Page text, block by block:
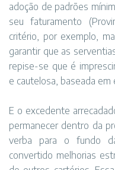
adoção de padrões
seu faturamento
critério, por exemplo,
garantir que as
repise-se que é
e cautelosa, baseada
E o excedente
permanecer dentro da
verba para o fundo
convertido melhorias